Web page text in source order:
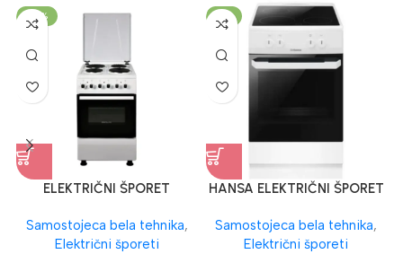
-24%
ELEKTRIČNI ŠPORET
Samostojeca bela tehnika,
Električni šporeti
-7%
HANSA ELEKTRIČNI ŠPORET
Samostojeca bela tehnika,
Električni šporeti